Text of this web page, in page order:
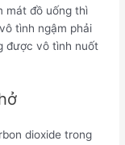
mát đồ uống thì
tình ngậm phải
được vô tình nuốt
dioxide trong